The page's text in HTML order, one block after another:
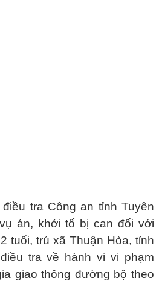
tra Công an tỉnh Tuyên
án, khởi tố bị can đối với
tuổi, trú xã Thuận Hòa, tỉnh
tra về hành vi vi phạm
giao thông đường bộ theo